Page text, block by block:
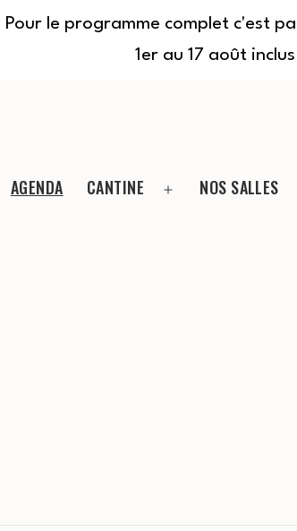
le programme complet c'est
1er au 17 août
AGENDA CANTINE NOS SALLES